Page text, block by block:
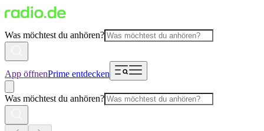
Was möchtest du anhören?
App öffnenPrime entdecken
Was möchtest du anhören?